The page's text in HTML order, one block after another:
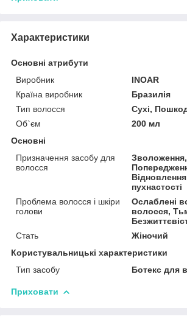
Характеристики
Основні атрибути
Виробник
INOAR
Країна виробник
Бразилія
Тип волосся
Сухі,
Об`єм
200 мл
Основні
Призначення засобу для
волосся
пухнастості
Проблема волосся і шкіри
голови
Ослаблені
волосся,
Стать
Жіночий
Користувальницькі характеристики
Тип засобу
Ботекс для
Приховати